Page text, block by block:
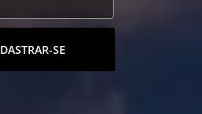
SE